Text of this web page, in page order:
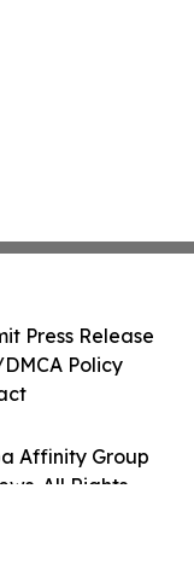
Affinity Group
All Rights
Press Release
Policy